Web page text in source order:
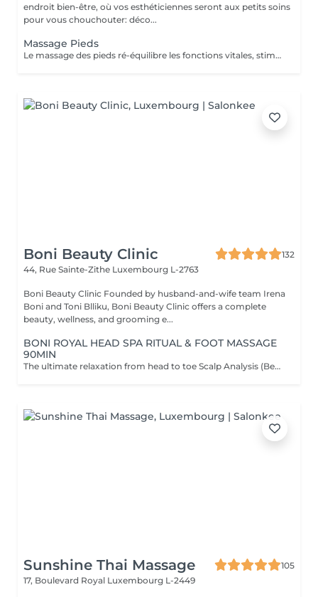
endroit bien-être, où vos esthéticiennes seront aux petits soins
pour vous chouchouter: déco...
Massage Pieds
Le massage des pieds ré-équilibre les fonctions vitales, stimule la circulation sanguine ainsi que le drainage lymphatique. Vos muscles se détendent, les systèmes nerveux sont stimulés.. succombez, profitez d'un moment de détente et de relaxation unique.
Boni Beauty Clinic
132
44, Rue Sainte-Zithe Luxembourg L-2763
Boni Beauty Clinic Founded by husband-and-wife team Irena
Boni and Toni Blliku, Boni Beauty Clinic offers a complete
beauty, wellness, and grooming e...
BONI ROYAL HEAD SPA RITUAL & FOOT MASSAGE
90MIN
The ultimate relaxation from head to toe Scalp Analysis (Becon Pro Camera) Microbubble Scalp Cleansing Rootonix Scalp & Hair Treatment Steam & Mist Infusion Scalp Massage Foot Massage (15min) Aromatherapy Ritual Blow Dry
Sunshine Thai Massage
105
17, Boulevard Royal Luxembourg L-2449